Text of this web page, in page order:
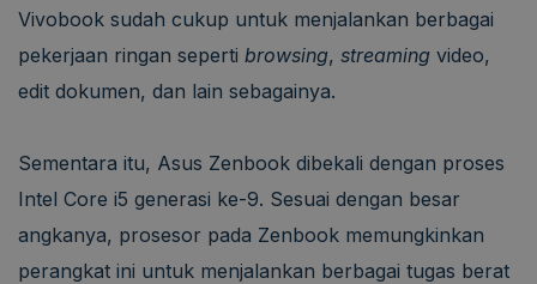
Vivobook sudah cukup untuk menjalankan berbagai
pekerjaan ringan seperti browsing, streaming video,
edit dokumen, dan lain sebagainya.
Sementara itu, Asus Zenbook dibekali dengan proses
Intel Core i5 generasi ke-9. Sesuai dengan besar
angkanya, prosesor pada Zenbook memungkinkan
perangkat ini untuk menjalankan berbagai tugas berat